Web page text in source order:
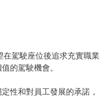
駕駛座位後追求充實職業
的駕駛機會。
性和對員工發展的承諾，